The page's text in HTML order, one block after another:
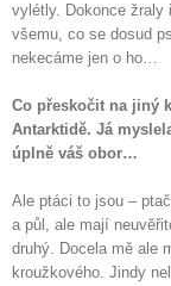
vylétly. Dokonce žraly
všemu, co se dosud
nekecáme jen o ho…
Co přeskočit na jiný
Antarktidě. Já
úplně váš obor…
Ale ptáci to jsou –
a půl, ale mají
druhý. Docela mě ale
kroužkového. Jindy